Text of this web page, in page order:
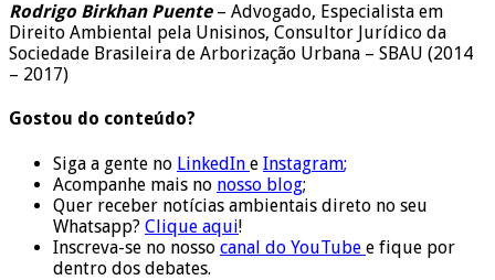
Rodrigo Birkhan Puente– Advogado, Especialista em
Direito Ambiental pela Unisinos, Consultor Jurídico da
Sociedade Brasileira de Arborização Urbana – SBAU (2014
– 2017)
Gostou do conteúdo?
Siga a gente no LinkedIn e Instagram;
Acompanhe mais no nosso blog;
Quer receber notícias ambientais direto no seu
Whatsapp? Clique aqui!
Inscreva-se no nosso canal do YouTube e fique por
dentro dos debates.